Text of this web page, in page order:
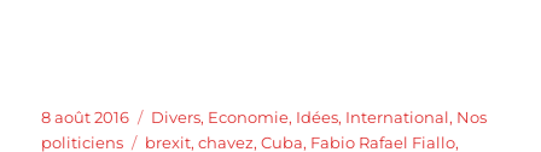
Publié
le
8 août 2016 Catégories
Divers, Economie, Idées, International, Nos
politiciens
Étiquettes
brexit,chavez,Cuba, Fabio Rafael Fiallo,